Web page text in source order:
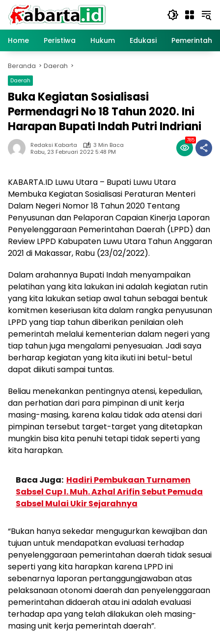
Langsung
konten
Home
Peristiwa Hukum Edukasi
Beranda Daerah
Daerah
Buka Kegiatan Sosialisasi
Permendagri No 18 Tahun 2020. Ini
Harapan Bupati Indah Putri Indriani
Redaksi Kabarta
3 Min Baca
Rabu, 23 Februari 2022 5:48 PM
785
KABARTA.ID Luwu Utara – Bupati Luwu Utara
Membuka Kegiatan Sosialisasi Peraturan Menteri
Dalam Negeri Nomor 18 Tahun 2020 Tentang
Penyusunan dan Pelaporan Capaian Kinerja Laporan
Penyelenggaraan Pemerintahan Daerah (LPPD) dan
Review LPPD Kabupaten Luwu Utara Tahun Anggaran
2021 di Makassar, Rabu (23/02/2022).
Dalam arahannya Bupati Indah menyampaikan
pelatihan yang kita lakukan ini adalah kegiatan rutin
yang kita lakukan setiap awal tahun sebagai bentuk
komitmen keseriusan kita dalam rangka penyusunan
LPPD yang tiap tahun diberikan penilaian oleh
pemerintah melalui kementerian dalam negeri yang
tiap tahun juga mengalami penyesuaian. Jadi saya
berharap kegiatan yang kita ikuti ini betul-betul
dapat diikuti sampai tuntas.
Beliau menekankan pentingnya atensi, kepedulian,
dan perhatian dari para pimpinan di unit kerja
masing-masing, karena kalau tidak ada atensi dari
pimpinan tersebut target-target yang ditetapkan
mungkin bisa kita penuhi tetapi tidak seperti yang
kita harapkan.
Baca Juga: Hadiri Pembukaan Turnamen
Sabsel Cup I. Muh. Azhal Arifin Sebut Pemuda
Sabsel Mulai Ukir Sejarahnya
“Bukan hanya sekedar mengugurkan kewajiban dan
tujuan untuk mendapatkan evaluasi terhadap
penyelenggaraan pemerintahan daerah tidak sesuai
seperti yang kita harapkan karena LPPD ini
sebenarnya laporan pertanggungjawaban atas
pelaksanaan otonomi daerah dan penyelenggaraan
pemerintahan didaerah atau ini adalah evaluasi
terhadap apa yang telah dilakukan oleh masing-
masing unit kerja pemerintah daerah”.